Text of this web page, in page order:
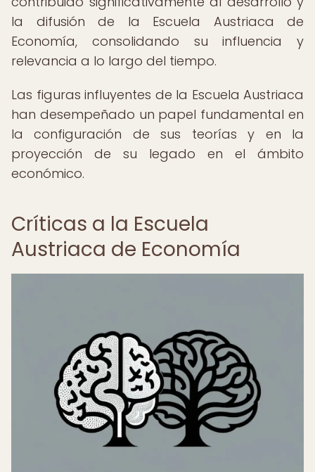
la difusión de la Escuela Austriaca de
Economía, consolidando su influencia y
relevancia a lo largo del tiempo.
Las figuras influyentes de la Escuela Austriaca
han desempeñado un papel fundamental en
la configuración de sus teorías y en la
proyección de su legado en el ámbito
económico.
Críticas a la Escuela
Austriaca de Economía